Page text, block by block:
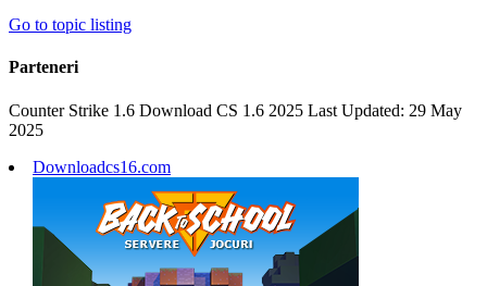
Go to topic listing
Parteneri
Counter Strike 1.6 Download CS 1.6 2025 Last Updated: 29 May
2025
Downloadcs16.com